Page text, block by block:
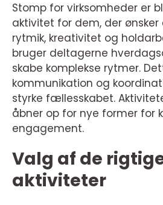
Stomp for virksomheder er
aktivitet for dem, der ønsker
rytmik, kreativitet og
bruger deltagerne
skabe komplekse rytmer.
kommunikation og
styrke fællesskabet.
åbner op for nye former for
engagement.
Valg af de
aktiviteter